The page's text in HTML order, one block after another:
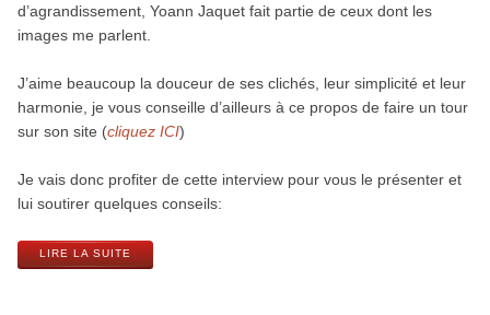
d’agrandissement, Yoann Jaquet fait partie de ceux dont les
images me parlent.
J’aime beaucoup la douceur de ses clichés, leur simplicité et leur
harmonie, je vous conseille d’ailleurs à ce propos de faire un tour
sur son site (cliquez ICI)
Je vais donc profiter de cette interview pour vous le présenter et
lui soutirer quelques conseils:
LIRE LA SUITE